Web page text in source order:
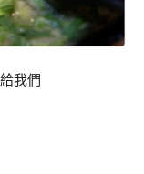
我們